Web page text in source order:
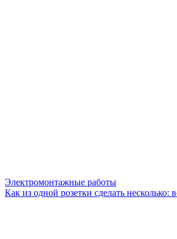
Электромонтажные работы
Как из одной розетки сделать несколько: